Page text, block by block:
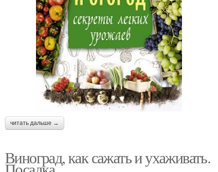
читать дальше →
Виноград, как сажать и ухаживать.